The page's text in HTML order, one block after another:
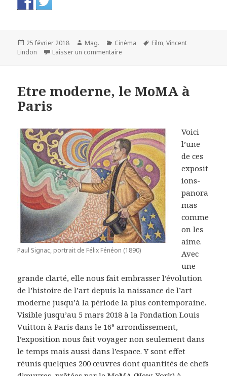
Publié
le
25 février 2018 Auteur
Mag. Catégories
Cinéma
Mots-
Film,Vincent
Lindon
Laisser un commentaire
Etre moderne, le MoMA à
Paris
Paul Signac, portrait de Félix Fénéon (1890)
Voici
l’une
de ces
exposit
ions-
panora
mas
comme
on les
aime.
Avec
une
grande clarté, elle nous fait embrasser l’évolution
de l’histoire de l’art depuis la naissance de l’art
moderne jusqu’à la période la plus contemporaine.
Visible jusqu’au 5 mars 2018 à la Fondation Louis
Vuitton à Paris dans le 16° arrondissement,
l’exposition nous fait voyager non seulement dans
le temps mais aussi dans l’espace. Y sont effet
réunis quelques 200 œuvres dont quantités de chefs